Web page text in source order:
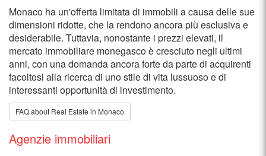
Monaco ha un'offerta limitata di immobili a causa delle sue
dimensioni ridotte, che la rendono ancora più esclusiva e
desiderabile. Tuttavia, nonostante i prezzi elevati, il
mercato immobiliare monegasco è cresciuto negli ultimi
anni, con una domanda ancora forte da parte di acquirenti
facoltosi alla ricerca di uno stile di vita lussuoso e di
interessanti opportunità di investimento.
FAQ about Real Estate in Monaco
Agenzie immobiliari